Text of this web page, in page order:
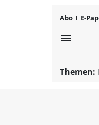
Abo E-
menu
Themen: